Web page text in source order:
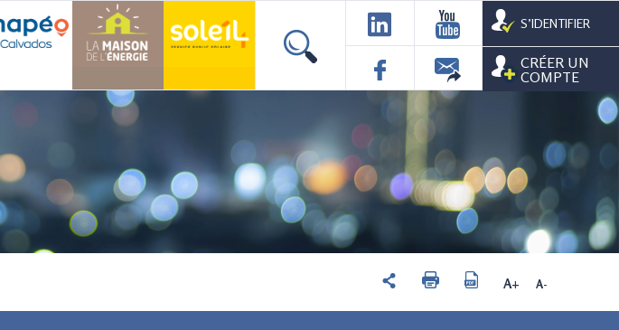
S’IDENTIFIER
CRÉER UN
COMPTE
A+ A-